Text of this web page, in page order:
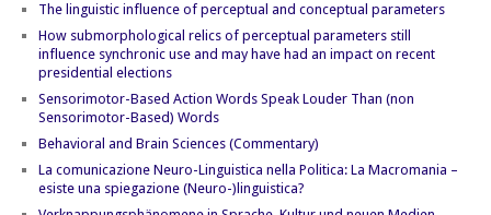
The linguistic influence of perceptual and conceptual parameters
How submorphological relics of perceptual parameters still
influence synchronic use and may have had an impact on recent
presidential elections
Sensorimotor-Based Action Words Speak Louder Than (non
Sensorimotor-Based) Words
Behavioral and Brain Sciences (Commentary)
La comunicazione Neuro-Linguistica nella Politica: La Macromania –
esiste una spiegazione (Neuro-)linguistica?